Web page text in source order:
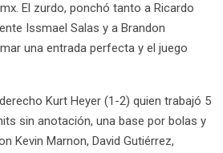
El zurdo, ponchó tanto a Ricardo
Issmael Salas y a Brandon
una entrada perfecta y el juego
Kurt Heyer (1-2) quien trabajó 5
sin anotación, una base por bolas y
Kevin Marnon, David Gutiérrez,